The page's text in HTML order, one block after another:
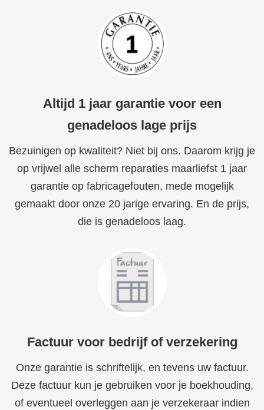
Altijd 1 jaar garantie voor een
genadeloos lage prijs
Bezuinigen op kwaliteit? Niet bij ons. Daarom krijg je
op vrijwel alle scherm reparaties maarliefst 1 jaar
garantie op fabricagefouten, mede mogelijk
gemaakt door onze 20 jarige ervaring. En de prijs,
die is genadeloos laag.
Factuur voor bedrijf of verzekering
Onze garantie is schriftelijk, en tevens uw factuur.
Deze factuur kun je gebruiken voor je boekhouding,
of eventueel overleggen aan je verzekeraar indien